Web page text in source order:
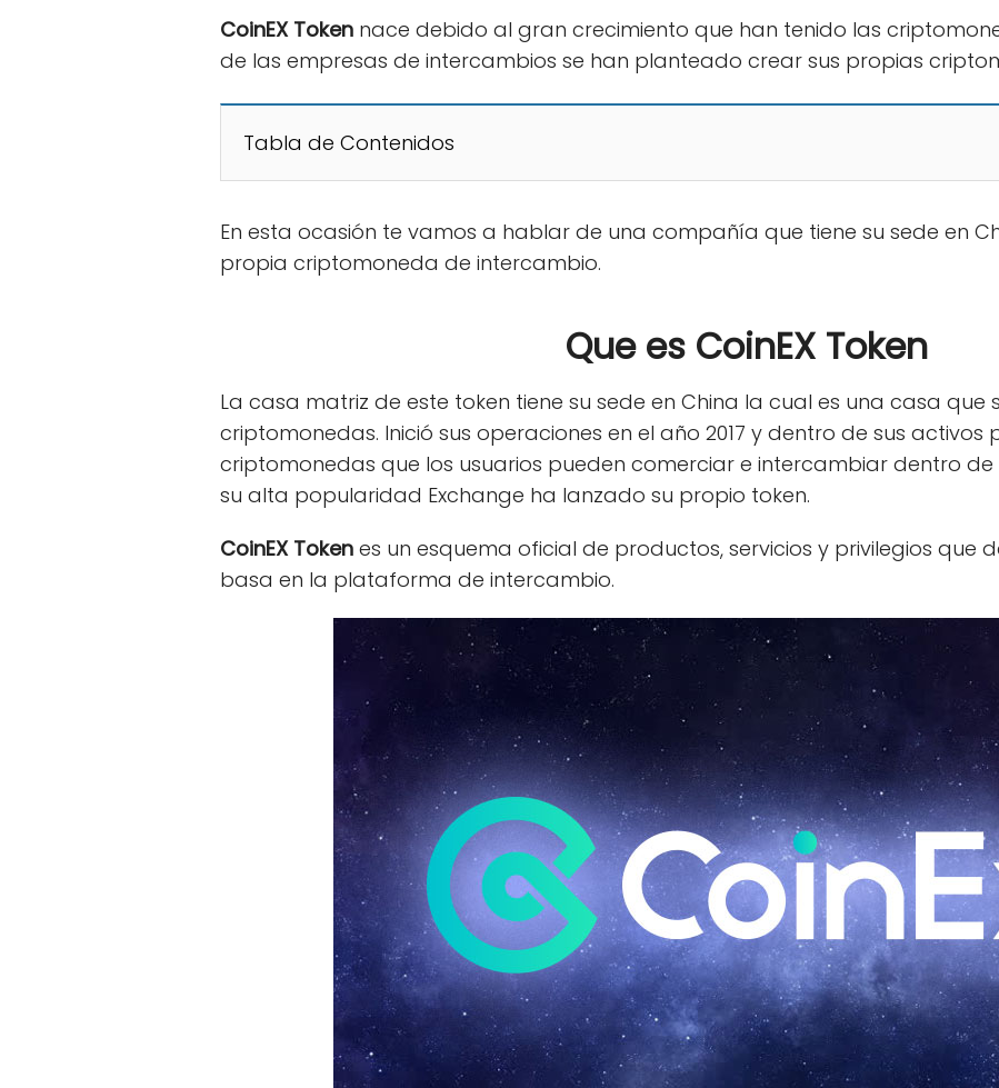
CoinEX Token nace debido al gran crecimiento que han tenido las
de las empresas de intercambios se han planteado crear sus propias
Tabla de Contenidos
En esta ocasión te vamos a hablar de una compañía que tiene su sede en
propia criptomoneda de intercambio.
Que es CoinEX Token
La casa matriz de este token tiene su sede en China la cual es una casa
criptomonedas. Inició sus operaciones en el año 2017 y dentro de sus
criptomonedas que los usuarios pueden comerciar e intercambiar dentro
su alta popularidad Exchange ha lanzado su propio token.
CoinEX Token es un esquema oficial de productos, servicios y privilegios que
basa en la plataforma de intercambio.